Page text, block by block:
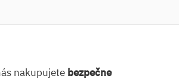
nakupujete bezpečne